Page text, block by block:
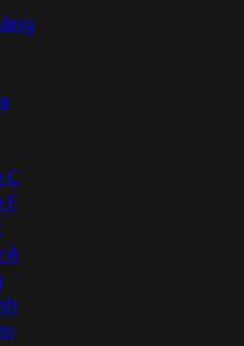
C
F
A